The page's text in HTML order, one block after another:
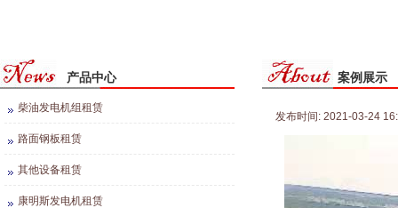
产品中心
柴油发电机组租赁
路面钢板租赁
其他设备租赁
康明斯发电机租赁
案例展示
发布时间: 2021-03-24